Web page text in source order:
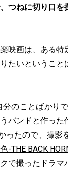
つねに切り口
映画は、ある
たいというこ
分のことばかり
バンドと作っ
ったので、撮影
-THE BACK
で撮ったドラ